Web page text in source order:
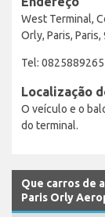
West Terminal,
Orly, Paris, Paris,
Tel: 0825889265
Localização
O veículo e o
do terminal.
Que carros de
Paris Orly